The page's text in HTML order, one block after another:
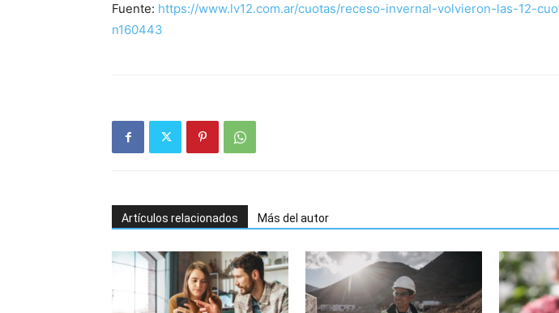
Fuente: https://www.lv12.com.ar/cuotas/receso-invernal-volvieron-las-12-
n160443
Artículos relacionados Más del autor